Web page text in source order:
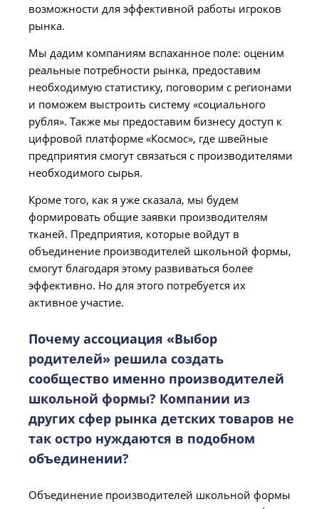
возможности для эффективной работы игроков
рынка.
Мы дадим компаниям вспаханное поле: оценим
реальные потребности рынка, предоставим
необходимую статистику, поговорим с регионами
и поможем выстроить систему «социального
рубля». Также мы предоставим бизнесу доступ к
цифровой платформе «Космос», где швейные
предприятия смогут связаться с производителями
необходимого сырья.
Кроме того, как я уже сказала, мы будем
формировать общие заявки производителям
тканей. Предприятия, которые войдут в
объединение производителей школьной формы,
смогут благодаря этому развиваться более
эффективно. Но для этого потребуется их
активное участие.
Почему ассоциация «Выбор
родителей» решила создать
сообщество именно производителей
школьной формы? Компании из
других сфер рынка детских товаров не
так остро нуждаются в подобном
объединении?
Объединение производителей школьной формы